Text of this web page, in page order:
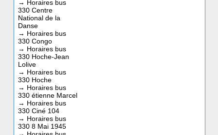
→ Horaires bus
330 Centre
National de la
Danse
→ Horaires bus
330 Congo
→ Horaires bus
330 Hoche-Jean
Lolive
→ Horaires bus
330 Hoche
→ Horaires bus
330 étienne Marcel
→ Horaires bus
330 Ciné 104
→ Horaires bus
330 8 Mai 1945